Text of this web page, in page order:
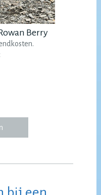
Berry